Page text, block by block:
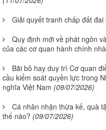
Giải quyết tranh chấp đất đai
Quy định mới về phát ngôn
của các cơ quan hành chính
Bãi bỏ hay duy trì Cơ quan
cầu kiểm soát quyền lực trong
nghĩa Việt Nam (09/07/2026)
Cá nhân nhận thừa kế, quà
thế nào? (09/07/2026)